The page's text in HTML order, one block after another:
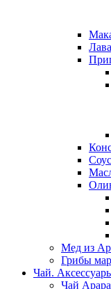
Мед из
Грибы
Чай.
Чай